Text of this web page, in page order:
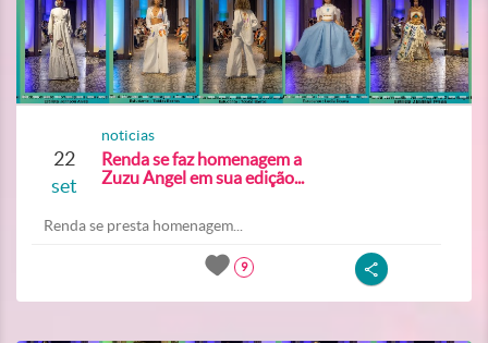
22
set
noticias
Renda se faz homenagem a
Zuzu Angel em sua edição...
Renda se presta homenagem...
9